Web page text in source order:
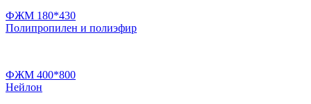
ФЖМ 180*430
Полипропилен и полиэфир
ФЖМ 400*800
Нейлон